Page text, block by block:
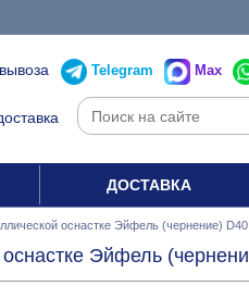
Telegram Max
ДОСТАВКА
оснастке Эйфель (чернение)
Эйфель